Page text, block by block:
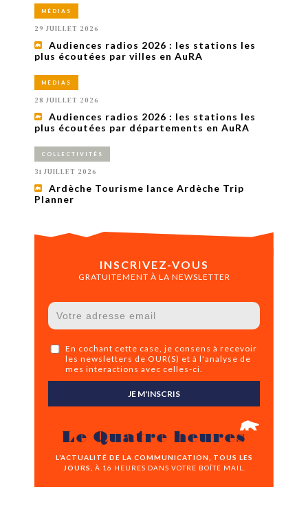
MÉDIAS
29 JUILLET 2026
Audiences radios 2026 : les stations les
plus écoutées par villes en AuRA
MÉDIAS
28 JUILLET 2026
Audiences radios 2026 : les stations les
plus écoutées par départements en AuRA
COLLECTIVITÉS
31 JUILLET 2026
Ardèche Tourisme lance Ardèche Trip
Planner
INSCRIVEZ-VOUS
GRATUITEMENT À LA NEWSLETTER
En cochant cette case, je consens à recevoir
les newsletters de OUR(S) et à l'analyse de
mes interactions avec celles-ci.
JE M'INSCRIS
Le Quatre heures
L’ACTUALITÉ DE LA COMMUNICATION, TOUS LES
JOURS,
À 16 HEURES DANS VOTRE BOÎTE MAIL.